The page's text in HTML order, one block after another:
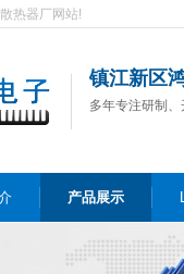
热器厂网站!
镇江新区
多年专注研制
产品展示